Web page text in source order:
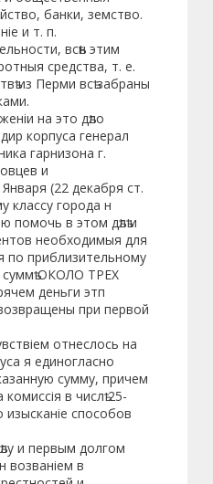
банки, земство.
и т. п.
всѣн этим
средства, т. е.
из Перми всѣ забраны
на это дѣло
корпуса генерал
гарнизона г.
и
(22 декабря ст.
классу города н
помочь в этом дѣлѣ и
необходимыя для
по приблизительному
ОКОЛО ТРЕХ
деньги этп
при первой
отнеслось на
я единогласно
сумму, причем
в числѣ 25-
способов
и первым долгом
возваніем в